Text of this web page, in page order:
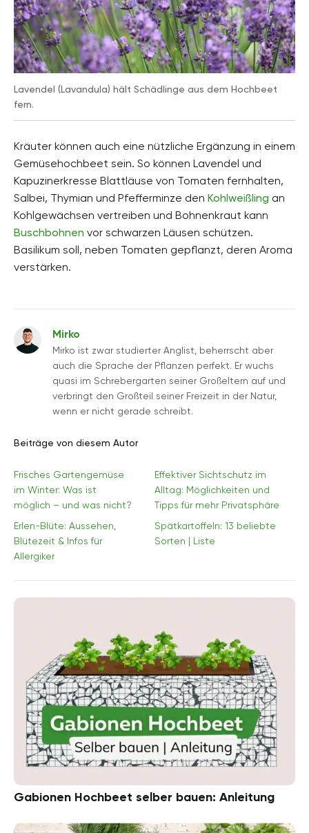
Lavendel (Lavandula) hält Schädlinge aus dem Hochbeet
fern.
Kräuter können auch eine nützliche Ergänzung in einem
Gemüsehochbeet sein. So können Lavendel und
Kapuzinerkresse Blattläuse von Tomaten fernhalten,
Salbei, Thymian und Pfefferminze den Kohlweißling an
Kohlgewächsen vertreiben und Bohnenkraut kann
Buschbohnen vor schwarzen Läusen schützen.
Basilikum soll, neben Tomaten gepflanzt, deren Aroma
verstärken.
Mirko
Mirko ist zwar studierter Anglist, beherrscht aber
auch die Sprache der Pflanzen perfekt. Er wuchs
quasi im Schrebergarten seiner Großeltern auf und
verbringt den Großteil seiner Freizeit in der Natur,
wenn er nicht gerade schreibt.
Beiträge von diesem Autor
Frisches Gartengemüse
im Winter: Was ist
möglich – und was nicht?
Effektiver Sichtschutz im
Alltag: Möglichkeiten und
Tipps für mehr Privatsphäre
Erlen-Blüte: Aussehen,
Blütezeit & Infos für
Allergiker
Spätkartoffeln: 13 beliebte
Sorten | Liste
Gabionen Hochbeet selber bauen: Anleitung